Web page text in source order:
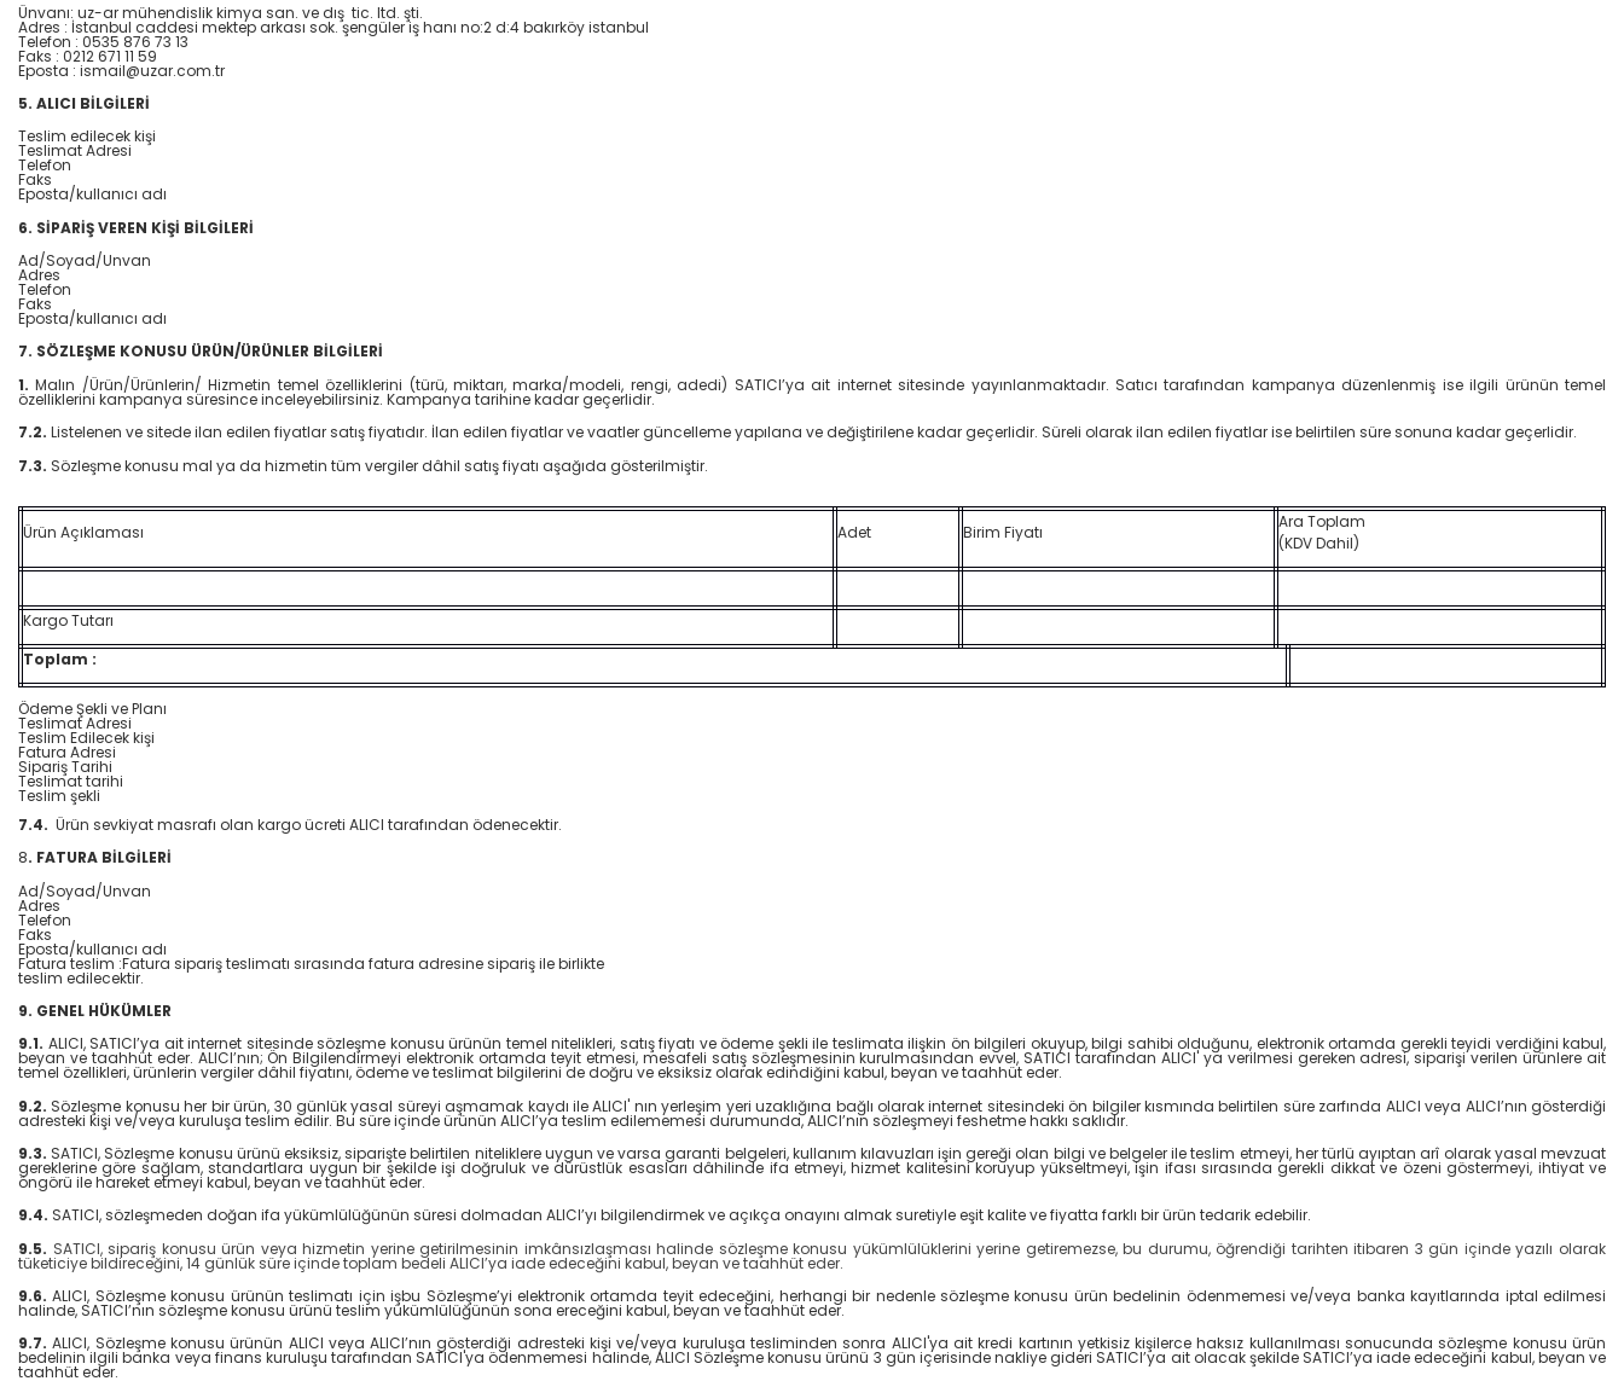
Ünvanı: uz-ar mühendislik kimya san. ve dış tic. ltd. şti.
Adres : İstanbul caddesi mektep arkası sok. şengüler iş hanı no:2 d:4 bakırköy istanbul
Telefon : 0535 876 73 13
Faks : 0212 671 11 59
Eposta : ismail@uzar.com.tr
5. ALICI BİLGİLERİ
Teslim edilecek kişi
Teslimat Adresi
Telefon
Faks
Eposta/kullanıcı adı
6. SİPARİŞ VEREN KİŞİ BİLGİLERİ
Ad/Soyad/Unvan
Adres
Telefon
Faks
Eposta/kullanıcı adı
7. SÖZLEŞME KONUSU ÜRÜN/ÜRÜNLER BİLGİLERİ
1. Malın /Ürün/Ürünlerin/ Hizmetin temel özelliklerini (türü, miktarı, marka/modeli, rengi, adedi) SATICI’ya ait internet sitesinde yayınlanmaktadır. Satıcı tarafından kampanya düzenlenmiş ise ilgili ürünün temel
özelliklerini kampanya süresince inceleyebilirsiniz. Kampanya tarihine kadar geçerlidir.
7.2. Listelenen ve sitede ilan edilen fiyatlar satış fiyatıdır. İlan edilen fiyatlar ve vaatler güncelleme yapılana ve değiştirilene kadar geçerlidir. Süreli olarak ilan edilen fiyatlar ise belirtilen süre sonuna kadar geçerlidir.
7.3. Sözleşme konusu mal ya da hizmetin tüm vergiler dâhil satış fiyatı aşağıda gösterilmiştir.
Ürün Açıklaması Adet Birim Fiyatı
Ara Toplam
(KDV Dahil)
Kargo Tutarı
Toplam :
Ödeme Şekli ve Planı
Teslimat Adresi
Teslim Edilecek kişi
Fatura Adresi
Sipariş Tarihi
Teslimat tarihi
Teslim şekli
7.4. Ürün sevkiyat masrafı olan kargo ücreti ALICI tarafından ödenecektir.
8. FATURA BİLGİLERİ
Ad/Soyad/Unvan
Adres
Telefon
Faks
Eposta/kullanıcı adı
Fatura teslim :Fatura sipariş teslimatı sırasında fatura adresine sipariş ile birlikte
teslim edilecektir.
9. GENEL HÜKÜMLER
9.1. ALICI, SATICI’ya ait internet sitesinde sözleşme konusu ürünün temel nitelikleri, satış fiyatı ve ödeme şekli ile teslimata ilişkin ön bilgileri okuyup, bilgi sahibi olduğunu, elektronik ortamda gerekli teyidi verdiğini kabul,
beyan ve taahhüt eder. ALICI’nın; Ön Bilgilendirmeyi elektronik ortamda teyit etmesi, mesafeli satış sözleşmesinin kurulmasından evvel, SATICI tarafından ALICI' ya verilmesi gereken adresi, siparişi verilen ürünlere ait
temel özellikleri, ürünlerin vergiler dâhil fiyatını, ödeme ve teslimat bilgilerini de doğru ve eksiksiz olarak edindiğini kabul, beyan ve taahhüt eder.
9.2. Sözleşme konusu her bir ürün, 30 günlük yasal süreyi aşmamak kaydı ile ALICI' nın yerleşim yeri uzaklığına bağlı olarak internet sitesindeki ön bilgiler kısmında belirtilen süre zarfında ALICI veya ALICI’nın gösterdiği
adresteki kişi ve/veya kuruluşa teslim edilir. Bu süre içinde ürünün ALICI’ya teslim edilememesi durumunda, ALICI’nın sözleşmeyi feshetme hakkı saklıdır.
9.3. SATICI, Sözleşme konusu ürünü eksiksiz, siparişte belirtilen niteliklere uygun ve varsa garanti belgeleri, kullanım kılavuzları işin gereği olan bilgi ve belgeler ile teslim etmeyi, her türlü ayıptan arî olarak yasal mevzuat
gereklerine göre sağlam, standartlara uygun bir şekilde işi doğruluk ve dürüstlük esasları dâhilinde ifa etmeyi, hizmet kalitesini koruyup yükseltmeyi, işin ifası sırasında gerekli dikkat ve özeni göstermeyi, ihtiyat ve
öngörü ile hareket etmeyi kabul, beyan ve taahhüt eder.
9.4. SATICI, sözleşmeden doğan ifa yükümlülüğünün süresi dolmadan ALICI’yı bilgilendirmek ve açıkça onayını almak suretiyle eşit kalite ve fiyatta farklı bir ürün tedarik edebilir.
9.5. SATICI, sipariş konusu ürün veya hizmetin yerine getirilmesinin imkânsızlaşması halinde sözleşme konusu yükümlülüklerini yerine getiremezse, bu durumu, öğrendiği tarihten itibaren 3 gün içinde yazılı olarak
tüketiciye bildireceğini, 14 günlük süre içinde toplam bedeli ALICI’ya iade edeceğini kabul, beyan ve taahhüt eder.
9.6. ALICI, Sözleşme konusu ürünün teslimatı için işbu Sözleşme’yi elektronik ortamda teyit edeceğini, herhangi bir nedenle sözleşme konusu ürün bedelinin ödenmemesi ve/veya banka kayıtlarında iptal edilmesi
halinde, SATICI’nın sözleşme konusu ürünü teslim yükümlülüğünün sona ereceğini kabul, beyan ve taahhüt eder.
9.7. ALICI, Sözleşme konusu ürünün ALICI veya ALICI’nın gösterdiği adresteki kişi ve/veya kuruluşa tesliminden sonra ALICI'ya ait kredi kartının yetkisiz kişilerce haksız kullanılması sonucunda sözleşme konusu ürün
bedelinin ilgili banka veya finans kuruluşu tarafından SATICI'ya ödenmemesi halinde, ALICI Sözleşme konusu ürünü 3 gün içerisinde nakliye gideri SATICI’ya ait olacak şekilde SATICI’ya iade edeceğini kabul, beyan ve
taahhüt eder.